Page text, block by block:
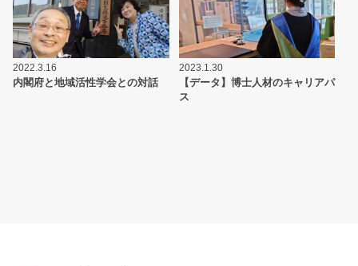
2022.3.16
内閣府と地域活性学会との対話
2023.1.30
【データ】博士人材のキャリアパ
ス